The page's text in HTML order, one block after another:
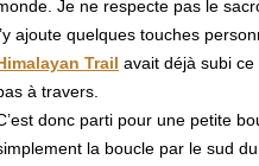
Je ne respecte pas le
ajoute quelques touches
Trail avait déjà subi
à travers.
donc parti pour une petite
la boucle par le sud